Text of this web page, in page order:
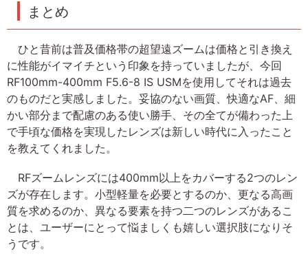
まとめ
ひと昔前は普及価格帯の超望遠ズームは価格と引き換え
に性能がイマイチという印象を持っていましたが、今回
RF100mm-400mm F5.6-8 IS USMを使用してそれは過去
のものだと実感しました。妥協のない画質、快適なAF、細
かい部分まで配慮のある使い勝手、その全てが備わった上
で手頃な価格を実現したレンズは新しい時代に入ったこと
を教えてくれました。
RFズームレンズには400mm以上をカバーする2つのレン
ズが存在します。小型軽量を必要とするのか、更なる高画
質を求めるのか、異なる要素を持つ二つのレンズがあるこ
とは、ユーザーにとって悩ましくも嬉しい選択肢になりそ
うです。